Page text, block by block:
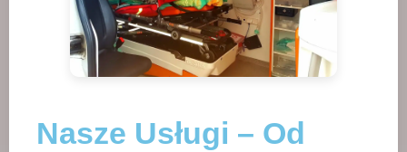
Nasze Usługi – Od